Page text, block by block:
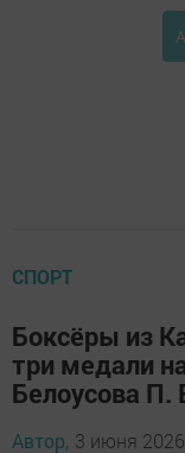
СПОРТ
Боксёры из
три медали
Белоусова П.
Автор, 3 июня